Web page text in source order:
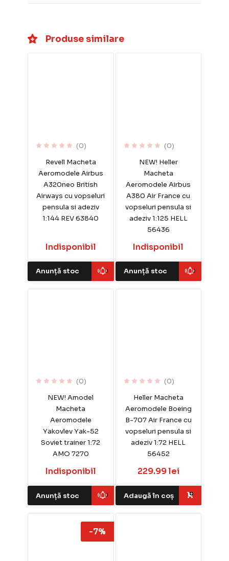
Produse similare
(0)
Revell Macheta
Aeromodele Airbus
A320neo British
Airways cu vopseluri
pensula si adeziv
1:144 REV 63840
Indisponibil
Anunță stoc
(0)
NEW! Heller
Macheta
Aeromodele Airbus
A380 Air France cu
vopseluri pensula si
adeziv 1:125 HELL
56436
Indisponibil
Anunță stoc
(0)
NEW! Amodel
Macheta
Aeromodele
Yakovlev Yak-52
Soviet trainer 1:72
AMO 7270
Indisponibil
Anunță stoc
(0)
Heller Macheta
Aeromodele Boeing
B-707 Air France cu
vopseluri pensula si
adeziv 1:72 HELL
56452
229.99 lei
Adaugă în coș
-7%